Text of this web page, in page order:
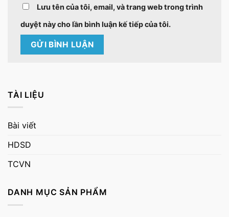
TÀI LIỆU
Bài viết
HDSD
TCVN
DANH MỤC SẢN PHẨM
Lưu tên của tôi, email, và trang web trong trình
duyệt này cho lần bình luận kế tiếp của tôi.